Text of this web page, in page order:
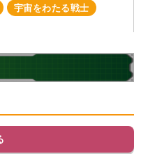
宇宙をわたる戦士
果】
クスキル(1)】